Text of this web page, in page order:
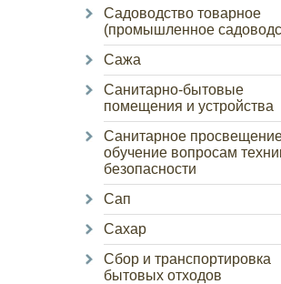
Садоводство товарное
(промышленное
Сажа
Санитарно-бытовые
помещения и устройства
Санитарное
обучение вопросам
безопасности
Сап
Сахар
Сбор и транспортировка
бытовых отходов